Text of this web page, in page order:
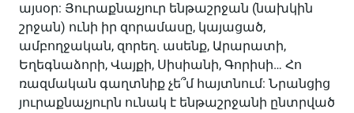
այսօր: Յուրաքնաչյուր ենթաշրջան (նախկին
շրջան) ունի իր զորամասը, կայացած,
ամբողջական, զորեղ. ասենք, Արարատի,
Եղեգնաձորի, Վայքի, Սիսիանի, Գորիսի… Հո
ռազմական գաղտնիք չե՞մ հայտնում: Նրանցից
յուրաքնաչյուրն ունակ է ենթաշրջանի ընտրված